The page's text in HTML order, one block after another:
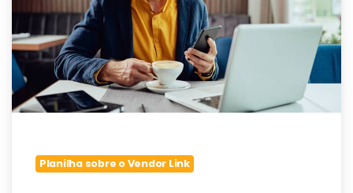
Planilha sobre o Vendor Link